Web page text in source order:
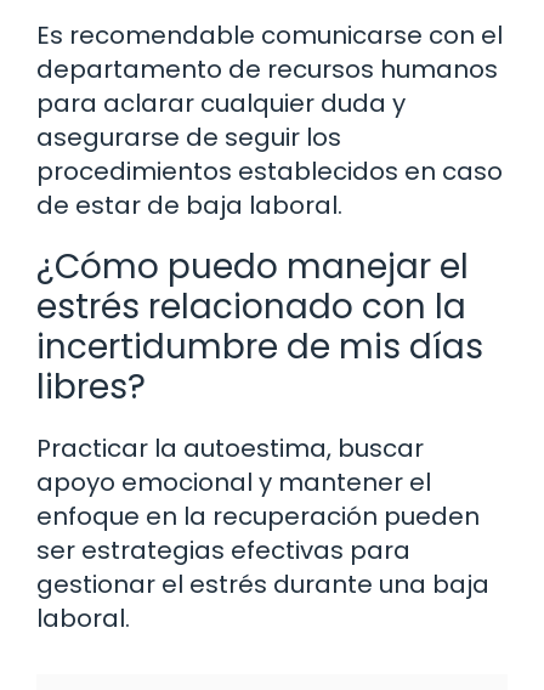
Es recomendable comunicarse con el
departamento de recursos humanos
para aclarar cualquier duda y
asegurarse de seguir los
procedimientos establecidos en caso
de estar de baja laboral.
¿Cómo puedo manejar el
estrés relacionado con la
incertidumbre de mis días
libres?
Practicar la autoestima, buscar
apoyo emocional y mantener el
enfoque en la recuperación pueden
ser estrategias efectivas para
gestionar el estrés durante una baja
laboral.